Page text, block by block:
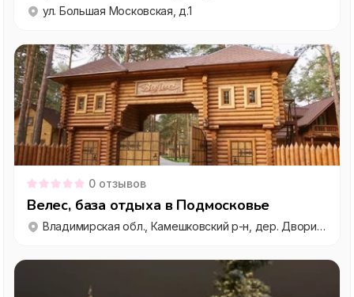
семейные туры на море из Петербурга
ул. Большая Московская, д.1
0 отзывов
Велес, база отдыха в Подмосковье
Владимирская обл., Камешковский р-н, дер. Дворики